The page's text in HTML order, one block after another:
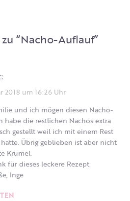
“Nacho-Auflauf”
2018 um 16:26 Uhr
und ich mögen diesen Nacho-
habe die restlichen Nachos extra
gestellt weil ich mit einem Rest
Übrig geblieben ist aber nicht
Krümel.
für dieses leckere Rezept.
Inge